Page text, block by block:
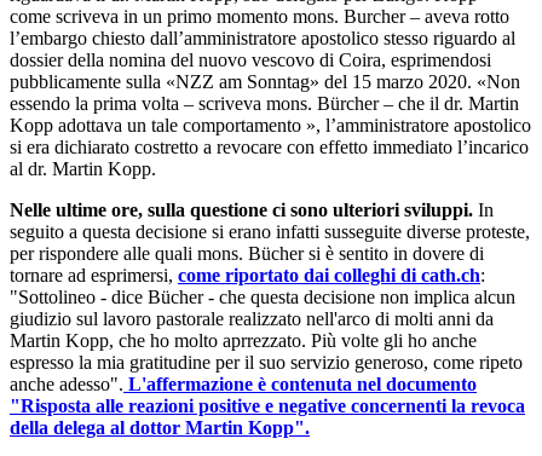
come scriveva in un primo momento mons. Burcher – aveva rotto
l’embargo chiesto dall’amministratore apostolico stesso riguardo al
dossier della nomina del nuovo vescovo di Coira, esprimendosi
pubblicamente sulla «NZZ am Sonntag» del 15 marzo 2020. «Non
essendo la prima volta – scriveva mons. Bürcher – che il dr. Martin
Kopp adottava un tale comportamento », l’amministratore apostolico
si era dichiarato costretto a revocare con effetto immediato l’incarico
al dr. Martin Kopp.
Nelle ultime ore, sulla questione ci sono ulteriori sviluppi. In
seguito a questa decisione si erano infatti susseguite diverse proteste,
per rispondere alle quali mons. Bücher si è sentito in dovere di
tornare ad esprimersi, come riportato dai colleghi di cath.ch:
"Sottolineo - dice Bücher - che questa decisione non implica alcun
giudizio sul lavoro pastorale realizzato nell'arco di molti anni da
Martin Kopp, che ho molto aprrezzato. Più volte gli ho anche
espresso la mia gratitudine per il suo servizio generoso, come ripeto
anche adesso". L'affermazione è contenuta nel documento
"Risposta alle reazioni positive e negative concernenti la revoca
della delega al dottor Martin Kopp".